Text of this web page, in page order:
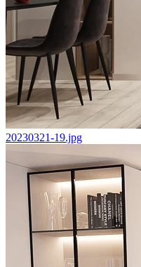
20230321-19.jpg